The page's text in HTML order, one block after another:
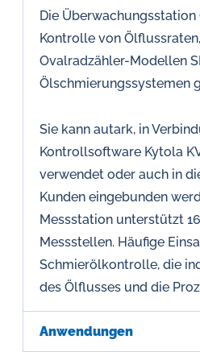
Die Überwachungsstation
Kontrolle von
Ovalradzähler-Modellen
Ölschmierungssystemen
Sie kann autark, in
Kontrollsoftware Kytola
verwendet oder auch in
Kunden eingebunden
Messstation unterstützt
Messstellen. Häufige
Schmierölkontrolle, die
des Ölflusses und die
Anwendungen